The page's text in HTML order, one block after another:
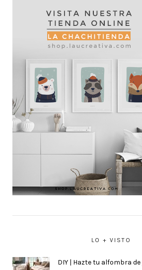
LO + VISTO
DIY | Hazte tu alfombra